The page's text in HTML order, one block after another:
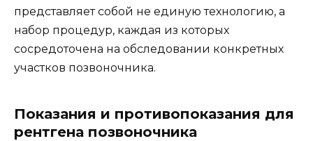
представляет собой не единую технологию, а
набор процедур, каждая из которых
сосредоточена на обследовании конкретных
участков позвоночника.
Показания и противопоказания для
рентгена позвоночника